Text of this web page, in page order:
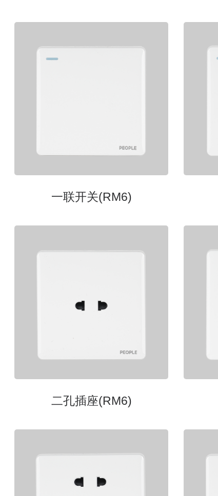
一联开关(RM6)
⼆孔插座(RM6)